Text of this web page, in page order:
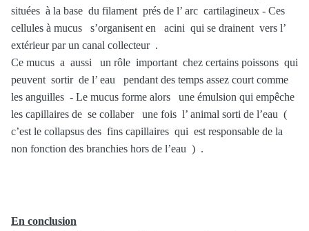
situées à la base du filament prés de l’ arc cartilagineux - Ces
cellules à mucus s’organisent en acini qui se drainent vers l’
extérieur par un canal collecteur .
Ce mucus a aussi un rôle important chez certains poissons qui
peuvent sortir de l’ eau pendant des temps assez court comme
les anguilles - Le mucus forme alors une émulsion qui empêche
les capillaires de se collaber une fois l’ animal sorti de l’eau (
c’est le collapsus des fins capillaires qui est responsable de la
non fonction des branchies hors de l’eau ) .
En conclusion